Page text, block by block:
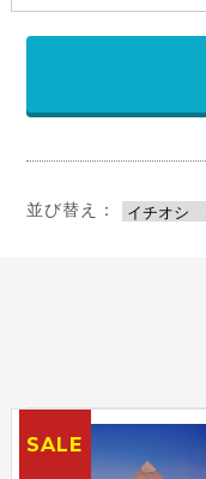
並び替え：
SALE